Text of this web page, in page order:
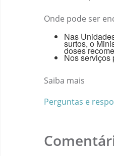
Onde pode ser
Nas
surtos, o
doses
Nos serviços
Saiba mais
Perguntas e